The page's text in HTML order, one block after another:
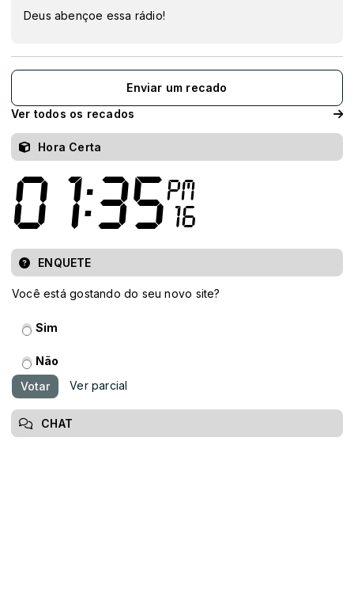
Deus abençoe essa rádio!
Enviar um recado
Ver todos os recados
Hora Certa
ENQUETE
Você está gostando do seu novo site?
Sim
Não
Votar
Ver parcial
CHAT